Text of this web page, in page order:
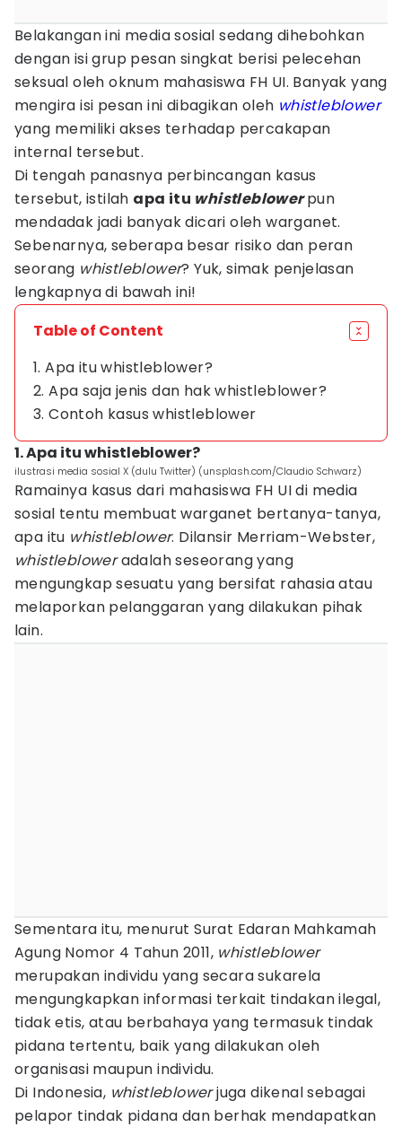
Belakangan ini media sosial sedang dihebohkan
dengan isi grup pesan singkat berisi pelecehan
seksual oleh oknum mahasiswa FH UI. Banyak yang
mengira isi pesan ini dibagikan oleh whistleblower
yang memiliki akses terhadap percakapan
internal tersebut.
Di tengah panasnya perbincangan kasus
tersebut, istilah apa itu whistleblowerpun
mendadak jadi banyak dicari oleh warganet.
Sebenarnya, seberapa besar risiko dan peran
seorang whistleblower? Yuk, simak penjelasan
lengkapnya di bawah ini!
Table of Content
1. Apa itu whistleblower?
2. Apa saja jenis dan hak whistleblower?
3. Contoh kasus whistleblower
1. Apa itu whistleblower?
ilustrasi media sosial X (dulu Twitter) (unsplash.com/Claudio Schwarz)
Ramainya kasus dari mahasiswa FH UI di media
sosial tentu membuat warganet bertanya-tanya,
apa itu whistleblower. Dilansir Merriam-Webster,
whistlebloweradalah seseorang yang
mengungkap sesuatu yang bersifat rahasia atau
melaporkan pelanggaran yang dilakukan pihak
lain.
Sementara itu, menurut Surat Edaran Mahkamah
Agung Nomor 4 Tahun 2011, whistleblower
merupakan individu yang secara sukarela
mengungkapkan informasi terkait tindakan ilegal,
tidak etis, atau berbahaya yang termasuk tindak
pidana tertentu, baik yang dilakukan oleh
organisasi maupun individu.
Di Indonesia, whistleblowerjuga dikenal sebagai
pelapor tindak pidana dan berhak mendapatkan